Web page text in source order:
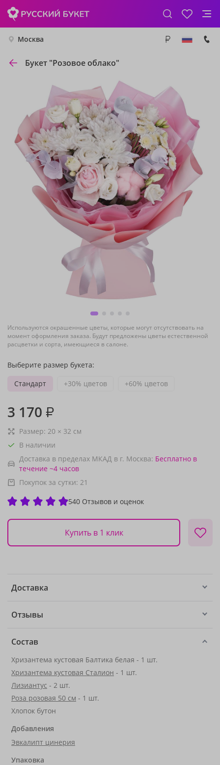
Москва
Букет "Розовое облако"
Используются окрашенные цветы, которые могут отсутствовать на
момент оформления заказа. Будут предложены цветы естественной
расцветки и сорта, имеющиеся в салоне.
Выберите размер букета:
Стандарт
+30% цветов +60% цветов
3 170 ₽
Размер: 20 × 32 см
В наличии
Доставка в пределах МКАД в г. Москва: Бесплатно в
течение ~4 часов
Покупок за сутки: 21
540 Отзывов и оценок
Купить в 1 клик
Доставка
Отзывы
Состав
Хризантема кустовая Балтика белая - 1 шт.
Хризантема кустовая Сталион - 1 шт.
Лизиантус - 2 шт.
Роза розовая 50 см - 1 шт.
Хлопок бутон
Добавления
Эвкалипт цинерия
Упаковка